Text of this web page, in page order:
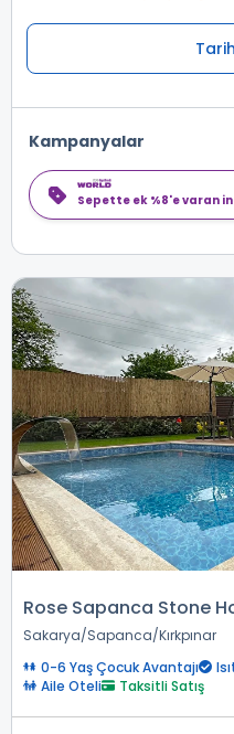
Kampanyalar
Sepette ek %8'e varan
Rose Sapanca Stone
Sakarya Sapanca Kırkpınar
0-6 Yaş Çocuk Avantajı
Aile Oteli
Taksitli Satış